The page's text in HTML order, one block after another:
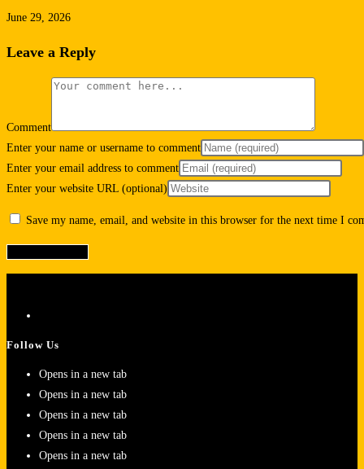
June 29, 2026
Leave a Reply
Comment
Enter your name or username to comment
Enter your email address to comment
Enter your website URL (optional)
Save my name, email, and website in this browser for the next time I
Follow Us
Opens in a new tab
Opens in a new tab
Opens in a new tab
Opens in a new tab
Opens in a new tab